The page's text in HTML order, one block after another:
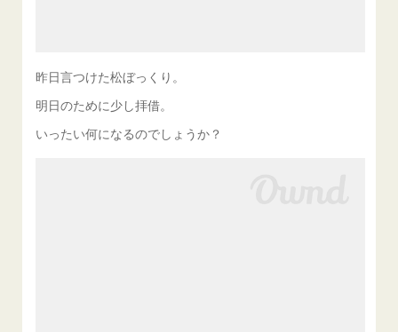
昨日言つけた松ぼっくり。
明日のために少し拝借。
いったい何になるのでしょうか？